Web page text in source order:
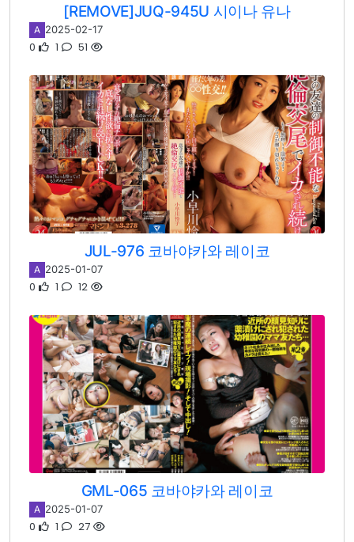
[REMOVE]JUQ-945U 시이나 유나
A 2025-02-17
0 1 51
JUL-976 코바야카와 레이코
A 2025-01-07
0 1 12
GML-065 코바야카와 레이코
A 2025-01-07
0 1 27